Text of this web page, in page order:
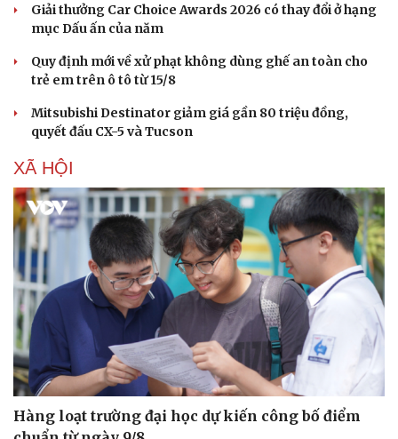
Giải thưởng Car Choice Awards 2026 có thay đổi ở hạng
mục Dấu ấn của năm
Quy định mới về xử phạt không dùng ghế an toàn cho
trẻ em trên ô tô từ 15/8
Mitsubishi Destinator giảm giá gần 80 triệu đồng,
quyết đấu CX-5 và Tucson
XÃ HỘI
Hàng loạt trường đại học dự kiến công bố điểm